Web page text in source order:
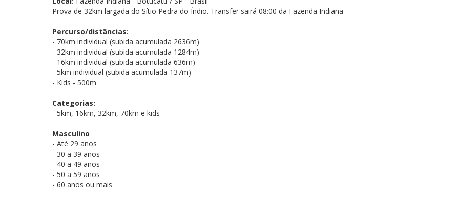
Prova de 32km largada do Sítio Pedra do Índio. Transfer sairá 08:00 da Fazenda Indiana
Percurso/distâncias:
- 70km individual (subida acumulada 2636m)
- 32km individual (subida acumulada 1284m)
- 16km individual (subida acumulada 636m)
- 5km individual (subida acumulada 137m)
- Kids - 500m
Categorias:
- 5km, 16km, 32km, 70km e kids
Masculino
- Até 29 anos
- 30 a 39 anos
- 40 a 49 anos
- 50 a 59 anos
- 60 anos ou mais